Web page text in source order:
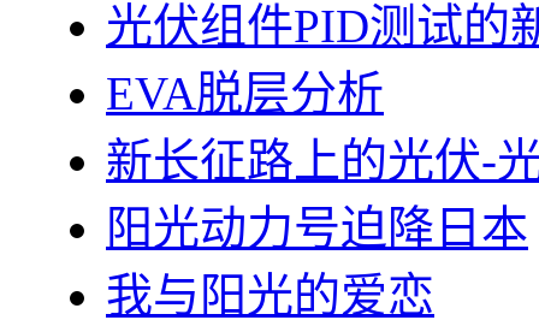
光伏组件PID测试的
EVA脱层分析
新长征路上的光伏-
阳光动力号迫降日本
我与阳光的爱恋